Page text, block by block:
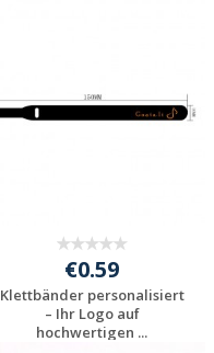
€0.59
Klettbänder personalisiert
– Ihr Logo auf
hochwertigen ...